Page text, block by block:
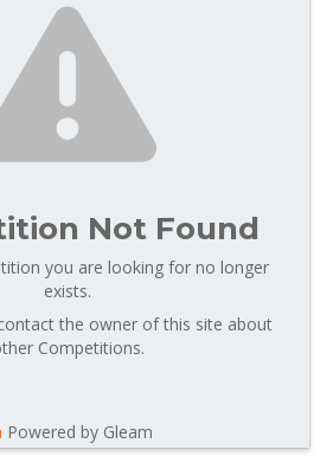
Not Found
you are looking for no longer
exists.
the owner of this site about
Competitions.
Powered by Gleam